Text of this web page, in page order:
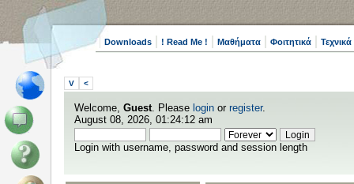
Downloads ! Read Me ! Μαθήματα Φοιτητικά
V <
Welcome, Guest. Please login or register.
August 08, 2026, 01:24:12 am
Login with username, password and session length